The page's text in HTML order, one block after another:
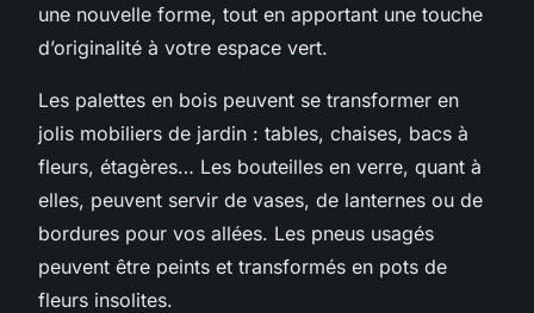
une nouvelle forme, tout en apportant une touche
d’originalité à votre espace vert.
Les palettes en bois peuvent se transformer en
jolis mobiliers de jardin : tables, chaises, bacs à
fleurs, étagères… Les bouteilles en verre, quant à
elles, peuvent servir de vases, de lanternes ou de
bordures pour vos allées. Les pneus usagés
peuvent être peints et transformés en pots de
fleurs insolites.